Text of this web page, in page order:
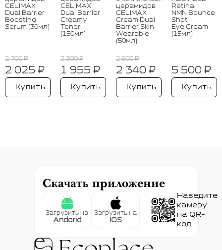
CELIMAX
Dual Barrier
Boosting
Serum (30мл)
2 700 ₽
2 025 ₽
Купить
CELIMAX
Dual Barrier
Creamy
Toner
(150мл)
2 300 ₽
1 955 ₽
Купить
церамидов
CELIMAX
Cream Dual
Barrier Skin
Wearable
(50мл)
2 600 ₽
2 340 ₽
Купить
Retinal
NMN Bounce
Shot
Eye Cream
(15мл)
5 500 ₽
Купить
Скачать приложение
Загрузить на
Andorid
Загрузить на
IOS
Наведите
камеру
на QR-
код